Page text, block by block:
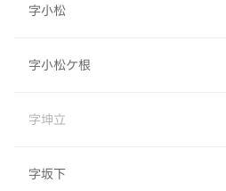
字小松
字小松ケ根
字坤立
字坂下